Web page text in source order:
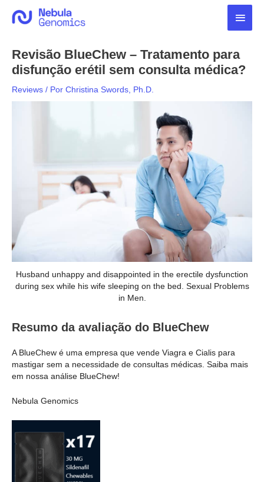
para
Revisão BlueChew – Tratamento para
disfunção erétil sem consulta médica?
Reviews / Por Christina Swords, Ph.D.
Husband unhappy and disappointed in the erectile dysfunction
during sex while his wife sleeping on the bed. Sexual Problems
in Men.
Resumo da avaliação do BlueChew
A BlueChew é uma empresa que vende Viagra e Cialis para
mastigar sem a necessidade de consultas médicas. Saiba mais
em nossa análise BlueChew!
Nebula Genomics